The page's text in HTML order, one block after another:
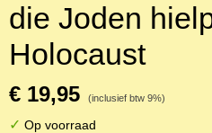
die Joden
Holocaust
€ 19,95 (inclusief btw 9%)
✓ Op voorraad